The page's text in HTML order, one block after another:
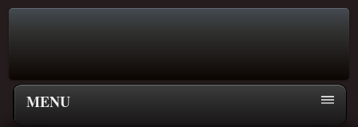
MENU